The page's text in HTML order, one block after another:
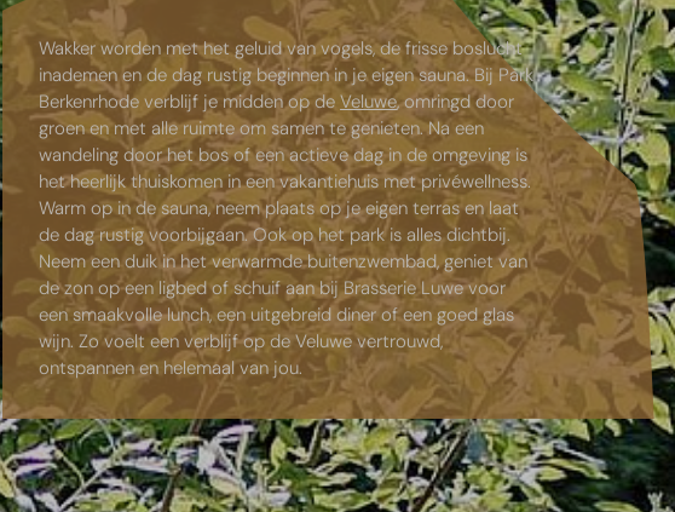
Wakker worden met het geluid van vogels, de frisse boslucht
inademen en de dag rustig beginnen in je eigen sauna. Bij Park
Berkenrhode verblijf je midden op deVeluwe, omringd door
groen en met alle ruimte om samen te genieten. Na een
wandeling door het bos of een actieve dag in de omgeving is
het heerlijk thuiskomen in een vakantiehuis met privéwellness.
Warm op in de sauna, neem plaats op je eigen terras en laat
de dag rustig voorbijgaan. Ook op het park is alles dichtbij.
Neem een duik in het verwarmde buitenzwembad, geniet van
de zon op een ligbed of schuif aan bij Brasserie Luwe voor
een smaakvolle lunch, een uitgebreid diner of een goed glas
wijn. Zo voelt een verblijf op de Veluwe vertrouwd,
ontspannen en helemaal van jou.